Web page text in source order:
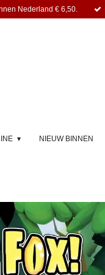
Nederland € 6,50.
NIEUW BINNEN